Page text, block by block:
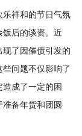
祥和的节日气氛
后的谈资。近
现了因催债引发的
问题不仅影响了
成了一定的困
备年货和团圆